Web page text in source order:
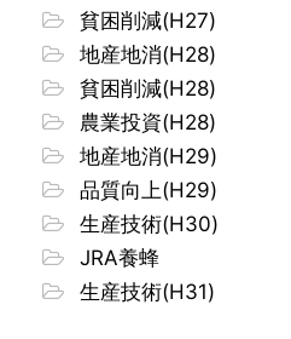
貧困削減(H27)
地産地消(H28)
貧困削減(H28)
農業投資(H28)
地産地消(H29)
品質向上(H29)
生産技術(H30)
JRA養蜂
生産技術(H31)